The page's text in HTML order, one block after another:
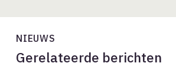
NIEUWS
Gerelateerde berichten